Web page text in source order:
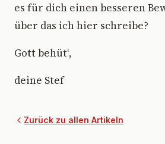
es für dich einen besseren
über das ich hier schreibe?
Gott behüt‘,
deine Stef
Zurück zu allen Artikeln